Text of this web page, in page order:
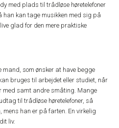
med plads til trådløse høretelefoner
han kan tage musikken med sig på
glad for den mere praktiske
mand, som ønsker at have begge
bruges til arbejdet eller studiet, når
med samt andre småting. Mange
til trådløse høretelefoner, så
mens han er på farten. En virkelig
liv.